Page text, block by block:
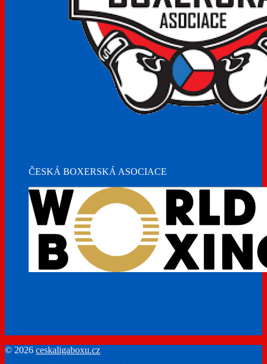
ČESKÁ BOXERSKÁ ASOCIACE
© 2026 ceskaligaboxu.cz